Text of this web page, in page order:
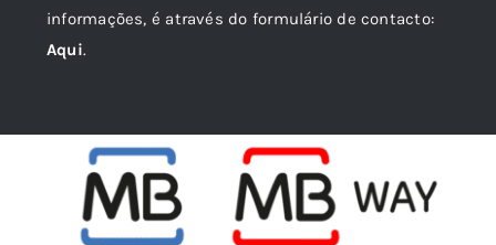
informações, é através do formulário de contacto:
Aqui.